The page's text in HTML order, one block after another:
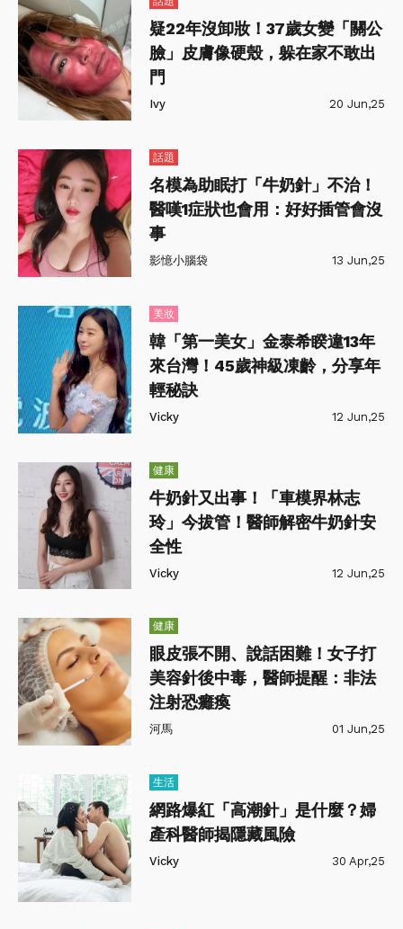
疑22年沒卸妝！37歲女變「關公
臉」皮膚像硬殼，躲在家不敢出
門
Ivy 20 Jun,25
話題
名模為助眠打「牛奶針」不治！
醫嘆1症狀也會用：好好插管會沒
事
影憶小腦袋 13 Jun,25
美妝
韓「第一美女」金泰希睽違13年
來台灣！45歲神級凍齡，分享年
輕秘訣
Vicky 12 Jun,25
健康
牛奶針又出事！「車模界林志
玲」今拔管！醫師解密牛奶針安
全性
Vicky 12 Jun,25
健康
眼皮張不開、說話困難！女子打
美容針後中毒，醫師提醒：非法
注射恐癱瘓
河馬 01 Jun,25
生活
網路爆紅「高潮針」是什麼？婦
產科醫師揭隱藏風險
Vicky 30 Apr,25